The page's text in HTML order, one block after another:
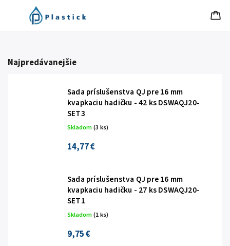
Najpredávanejšie
Sada príslušenstva QJ pre 16 mm
kvapkaciu hadičku - 42 ks DSWAQJ20-
SET3
Skladom(3 ks)
14,77 €
Sada príslušenstva QJ pre 16 mm
kvapkaciu hadičku - 27 ks DSWAQJ20-
SET1
Skladom(1 ks)
9,75 €